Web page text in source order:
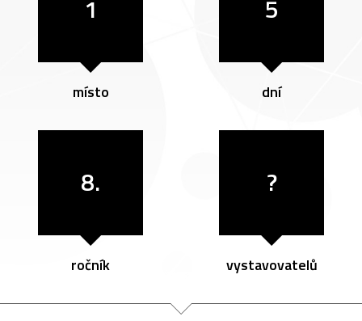
1
místo
5
dní
8.
ročník
?
vystavovatelů